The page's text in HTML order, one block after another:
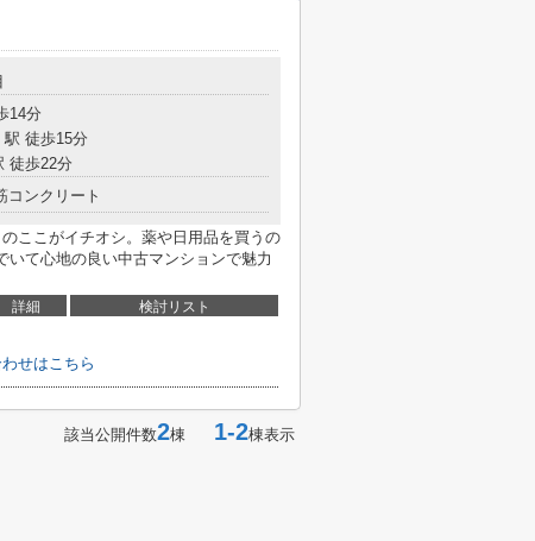
14分
駅 徒歩15分
徒歩22分
コンクリート
ここがイチオシ。薬や日用品を買うの
いて心地の良い中古マンションで魅力
詳細 検討リスト
せはこちら
該当公開件数2棟 1-2棟表示